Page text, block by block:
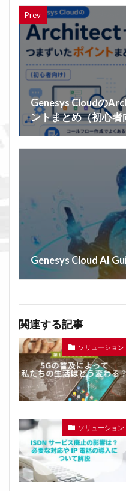
Prev
Genesys Cloudの
ントまとめ（初心者
Genesys Cloud AI
関連する記事
ソリューション
ソリューション